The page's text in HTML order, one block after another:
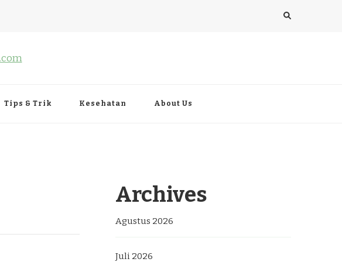
Tips & Trik Kesehatan About Us
Archives
Agustus 2026
Juli 2026